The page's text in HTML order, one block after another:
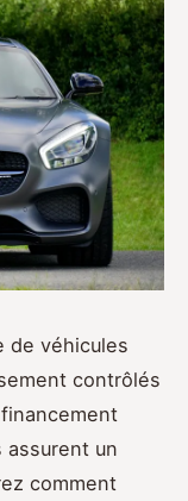
de véhicules
contrôlés
un
comment